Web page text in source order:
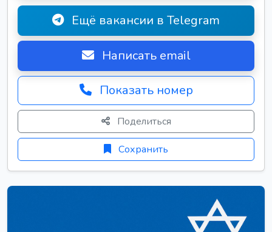
Ещё вакансии в Telegram
Написать email
Показать номер
Поделиться
Сохранить